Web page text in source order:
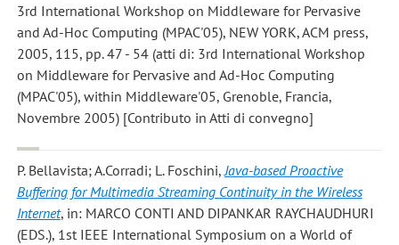
3rd International Workshop on Middleware for Pervasive
and Ad-Hoc Computing (MPAC'05), NEW YORK, ACM press,
2005, 115, pp. 47 - 54 (atti di: 3rd International Workshop
on Middleware for Pervasive and Ad-Hoc Computing
(MPAC'05), within Middleware'05, Grenoble, Francia,
Novembre 2005) [Contributo in Atti di convegno]
P. Bellavista; A.Corradi; L. Foschini, Java-based Proactive
Buffering for Multimedia Streaming Continuity in the Wireless
Internet, in: MARCO CONTI AND DIPANKAR RAYCHAUDHURI
(EDS.), 1st IEEE International Symposium on a World of